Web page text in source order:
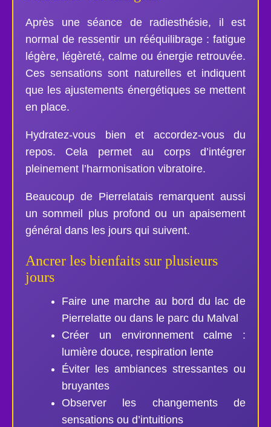
Après une séance de radiesthésie, il est
normal de ressentir un rééquilibrage : fatigue
légère, légèreté, calme ou énergie retrouvée.
Ces sensations sont naturelles et indiquent
que les ajustements énergétiques se mettent
en place.
Hydratez-vous bien et accordez-vous du
repos. Cela permet au corps d’intégrer
pleinement l’harmonisation vibratoire.
Beaucoup de Pierrelatais remarquent aussi
un sommeil plus profond ou un apaisement
général dans les jours qui suivent.
Ancrer les bienfaits sur plusieurs
jours
Faire une marche au bord du lac de
Pierrelatte ou dans le parc du Malval
Créer un environnement calme :
lumière douce, respiration lente
Éviter les ambiances stressantes ou
bruyantes
Observer les changements de
sensations ou d’intuitions